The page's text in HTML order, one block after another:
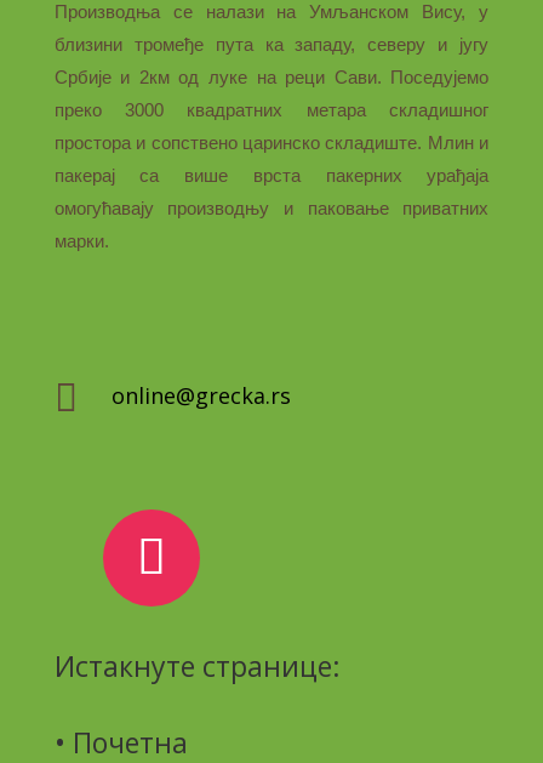
Производња се налази на Умљанском Вису, у
близини тромеђе пута ка западу, северу и југу
Србије и 2км од луке на реци Сави. Поседујемо
преко 3000 квадратних метара складишног
простора и сопствено царинско складиште. Млин и
пакерај са више врста пакерних урађаја
омогућавају производњу и паковање приватних
марки.
 online@grecka.rs
Истакнуте странице:
• Почетна